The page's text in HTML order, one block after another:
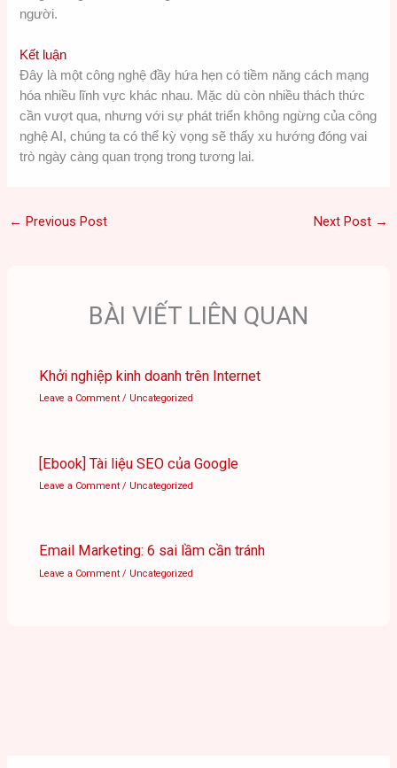
người.
Kết luận
Đây là một công nghệ đầy hứa hẹn có tiềm năng cách mạng
hóa nhiều lĩnh vực khác nhau. Mặc dù còn nhiều thách thức
cần vượt qua, nhưng với sự phát triển không ngừng của công
nghệ AI, chúng ta có thể kỳ vọng sẽ thấy xu hướng đóng vai
trò ngày càng quan trọng trong tương lai.
← Previous Post Next Post →
BÀI VIẾT LIÊN QUAN
Khởi nghiệp kinh doanh trên Internet
Leave a Comment / Uncategorized
[Ebook] Tài liệu SEO của Google
Leave a Comment / Uncategorized
Email Marketing: 6 sai lầm cần tránh
Leave a Comment / Uncategorized